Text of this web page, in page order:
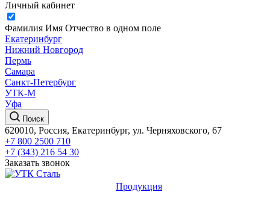
Личный кабинет
Фамилия Имя Отчество в одном поле
Екатеринбург
Нижний Новгород
Пермь
Самара
Санкт-Петербург
УТК-М
Уфа
Поиск
620010, Россия, Екатеринбург, ул. Черняховского, 67
+7 800 2500 710
+7 (343) 216 54 30
Заказать звонок
Продукция